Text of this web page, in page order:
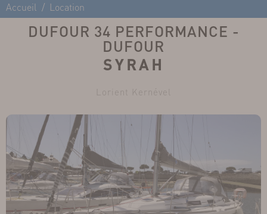
Accueil Location
DUFOUR 34 PERFORMANCE -
DUFOUR
SYRAH
Lorient Kernével